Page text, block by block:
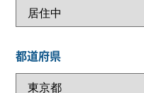
都道府県